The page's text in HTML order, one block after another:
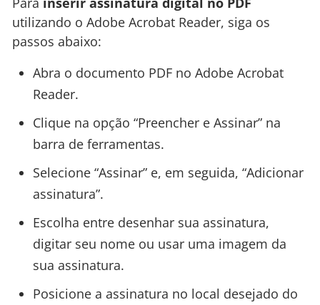
utilizando o Adobe Acrobat Reader, siga os
passos abaixo:
Abra o documento PDF no Adobe Acrobat
Reader.
Clique na opção “Preencher e Assinar” na
barra de ferramentas.
Selecione “Assinar” e, em seguida, “Adicionar
assinatura”.
Escolha entre desenhar sua assinatura,
digitar seu nome ou usar uma imagem da
sua assinatura.
Posicione a assinatura no local desejado do